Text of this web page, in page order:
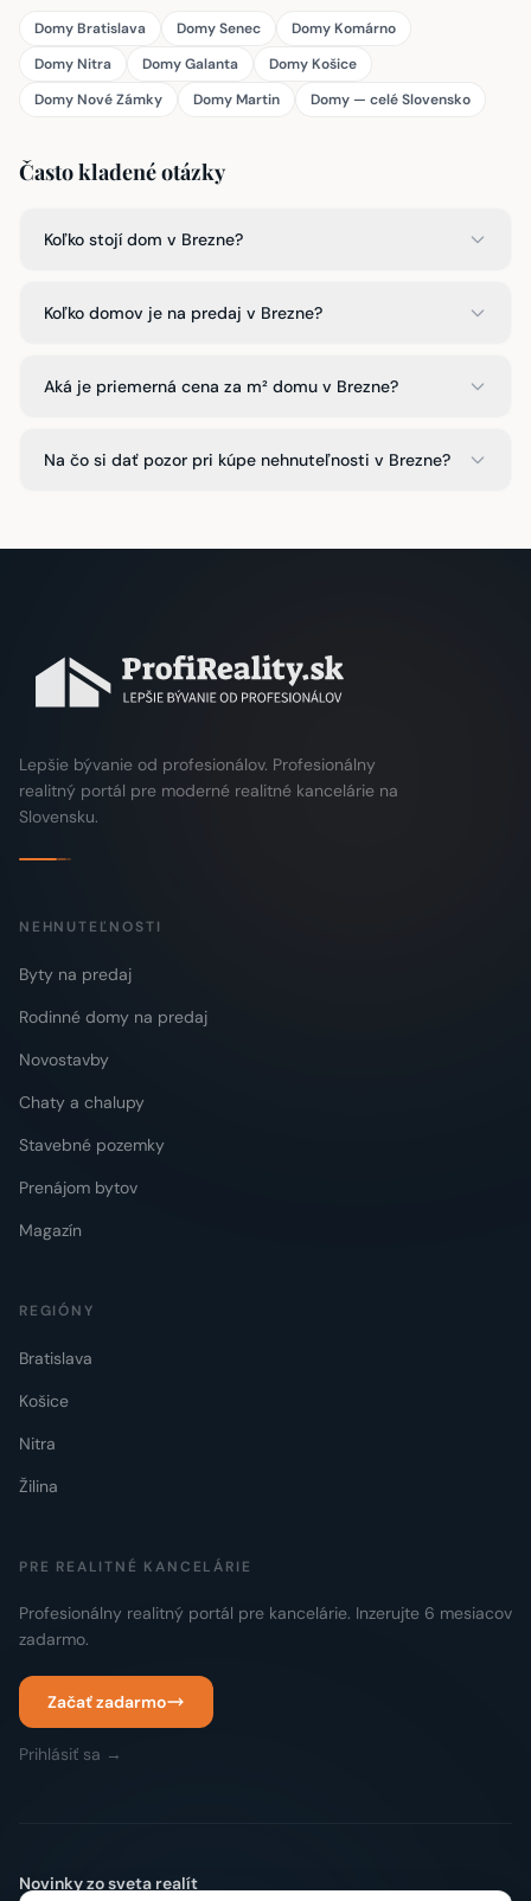
Domy Bratislava Domy Senec
Domy Komárno
Domy Nitra
Domy Galanta
Domy Košice
Domy Nové Zámky
Domy Martin Domy — celé Slovensko
Často kladené otázky
Koľko stojí dom v Brezne?
Koľko domov je na predaj v Brezne?
Aká je priemerná cena za m² domu v Brezne?
Na čo si dať pozor pri kúpe nehnuteľnosti v Brezne?
Lepšie bývanie od profesionálov. Profesionálny
realitný portál pre moderné realitné kancelárie na
Slovensku.
NEHNUTEĽNOSTI
Byty na predaj
Rodinné domy na predaj
Novostavby
Chaty a chalupy
Stavebné pozemky
Prenájom bytov
Magazín
REGIÓNY
Bratislava
Košice
Nitra
Žilina
PRE REALITNÉ KANCELÁRIE
Profesionálny realitný portál pre kancelárie. Inzerujte 6 mesiacov
zadarmo.
Začať zadarmo
Prihlásiť sa →
Novinky zo sveta realít